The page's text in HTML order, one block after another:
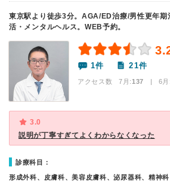
東京駅より徒歩3分。AGA/ED治療/男性更年期
活・メンタルヘルス。WEB予約。
1件 21件
アクセス数 7月:137 | 6月:
3.0
説明が丁寧すぎてよくわからなくなった
診療科目：
形成外科、皮膚科、美容皮膚科、泌尿器科、精神科